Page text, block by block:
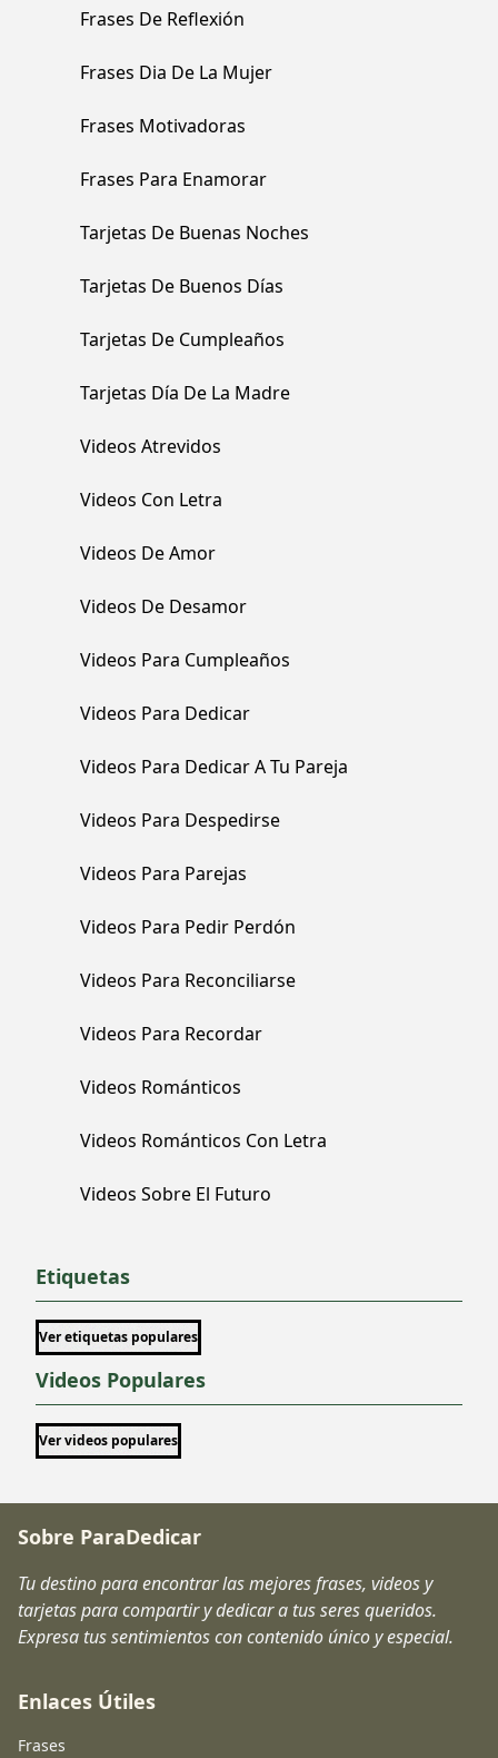
Frases De Reflexión
Frases Dia De La Mujer
Frases Motivadoras
Frases Para Enamorar
Tarjetas De Buenas Noches
Tarjetas De Buenos Días
Tarjetas De Cumpleaños
Tarjetas Día De La Madre
Videos Atrevidos
Videos Con Letra
Videos De Amor
Videos De Desamor
Videos Para Cumpleaños
Videos Para Dedicar
Videos Para Dedicar A Tu Pareja
Videos Para Despedirse
Videos Para Parejas
Videos Para Pedir Perdón
Videos Para Reconciliarse
Videos Para Recordar
Videos Románticos
Videos Románticos Con Letra
Videos Sobre El Futuro
Etiquetas
Ver etiquetas populares
Videos Populares
Ver videos populares
Sobre ParaDedicar
Tu destino para encontrar las mejores frases, videos y
tarjetas para compartir y dedicar a tus seres queridos.
Expresa tus sentimientos con contenido único y especial.
Enlaces Útiles
Frases